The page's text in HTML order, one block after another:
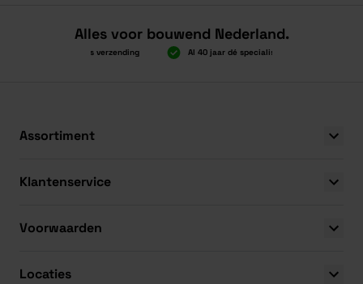
Alles voor bouwend Nederland.
Boven 2.000 gratis verzending Al 40 jaar dé specialist
Assortiment
Klantenservice
Voorwaarden
Locaties